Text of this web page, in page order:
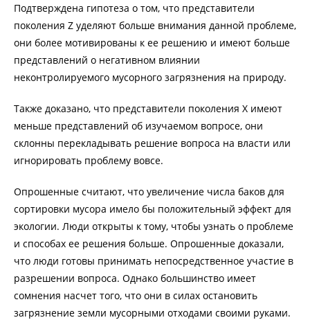
Подтверждена гипотеза о том, что представители
поколения Z уделяют больше внимания данной проблеме,
они более мотивированы к ее решению и имеют больше
представлений о негативном влиянии
неконтролируемого мусорного загрязнения на природу.
Также доказано, что представители поколения X имеют
меньше представлений об изучаемом вопросе, они
склонны перекладывать решение вопроса на власти или
игнорировать проблему вовсе.
Опрошенные считают, что увеличение числа баков для
сортировки мусора имело бы положительный эффект для
экологии. Люди открыты к тому, чтобы узнать о проблеме
и способах ее решения больше. Опрошенные доказали,
что люди готовы принимать непосредственное участие в
разрешении вопроса. Однако большинство имеет
сомнения насчет того, что они в силах остановить
загрязнение земли мусорными отходами своими руками.